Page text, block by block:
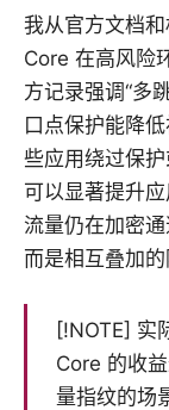
我从官方文档
Core 在高风险
方记录强调“多
口点保护能降
些应用绕过保
可以显著提升
流量仍在加密
而是相互叠加的
[!NOTE] 实
Core 的收
量指纹的场